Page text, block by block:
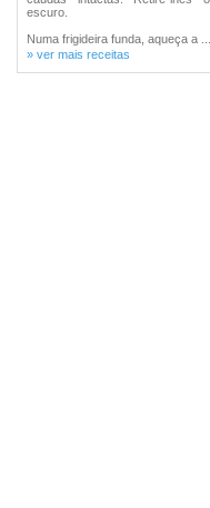
escuro.
Numa frigideira funda, aqueça a ...
» ver mais receitas